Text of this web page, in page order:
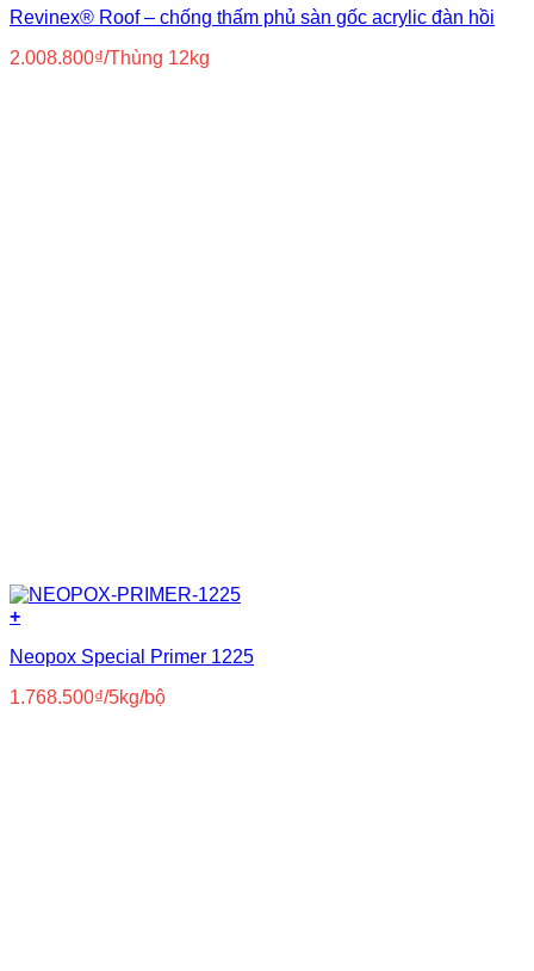
Revinex® Roof – chống thấm phủ sàn gốc acrylic đàn hồi
2.008.800₫/Thùng 12kg
+
Neopox Special Primer 1225
1.768.500₫/5kg/bộ